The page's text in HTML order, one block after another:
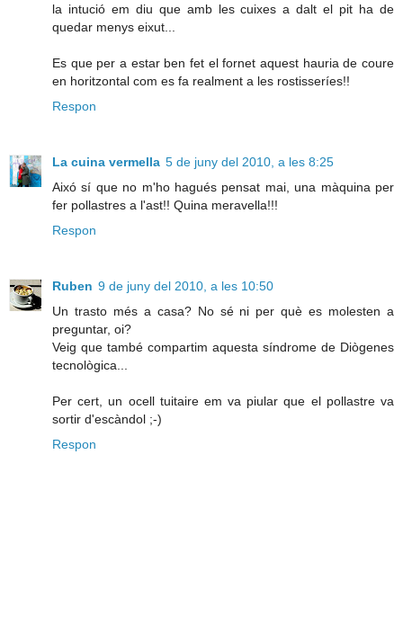
la intució em diu que amb les cuixes a dalt el pit ha de
quedar menys eixut...
Es que per a estar ben fet el fornet aquest hauria de coure
en horitzontal com es fa realment a les rostisseríes!!
Respon
La cuina vermella 5 de juny del 2010, a les 8:25
Aixó sí que no m'ho hagués pensat mai, una màquina per
fer pollastres a l'ast!! Quina meravella!!!
Respon
Ruben 9 de juny del 2010, a les 10:50
Un trasto més a casa? No sé ni per què es molesten a
preguntar, oi?
Veig que també compartim aquesta síndrome de Diògenes
tecnològica...
Per cert, un ocell tuitaire em va piular que el pollastre va
sortir d'escàndol ;-)
Respon